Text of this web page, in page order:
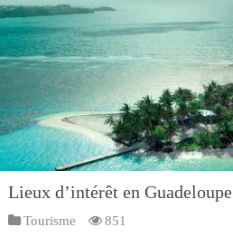
Lieux d’intérêt en Guadeloupe
Tourisme 851